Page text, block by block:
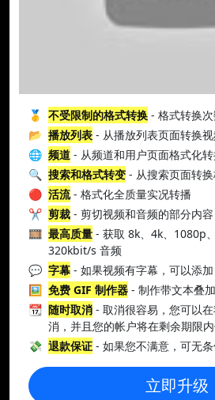
🥇 不受限制的格式转换 - 格式转换
📂 播放列表 - 从播放列表页面转换
🌐 频道 - 从频道和用户页面格式化
🔍 搜索和格式转变 - 从搜索页面转
🔴 活流- 格式化全质量实况转播
✂️ 剪裁 - 剪切视频和音频的部分内容
🎞️ 最高质量 - 获取 8k、4k、1080p
320kbit/s 音频
💬 字幕 - 如果视频有字幕，可以添加
🖼️ 免费 GIF 制作器 - 制作带文本叠
📆 随时取消 - 取消很容易，您可以
消，并且您的帐户将在剩余期限内
💸 退款保证 - 如果您不满意，可无
立即升级